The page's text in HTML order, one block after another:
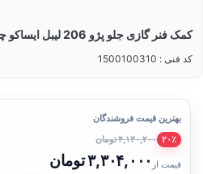
کمک فنر گازی جلو پژو 206 لیبل ایساکو چپ
کد فنی : 1500100310
بهترین قیمت فروشندگان
۲۰٪ ۴,۱۳۰,۲۰۰ تومان
قیمت از ۳,۳۰۴,۰۰۰ تومان